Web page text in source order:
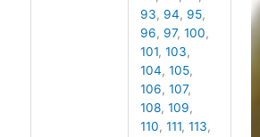
93, 94, 95,
96, 97,100,
101,103,
104,105,
106,107,
108,109,
110,111,113,